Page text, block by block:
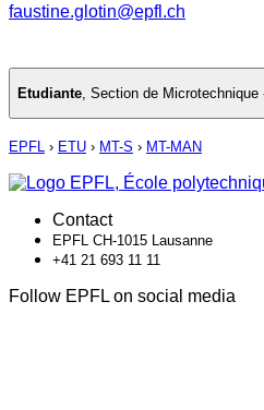
faustine.glotin@epfl.ch
Etudiante, Section de Microtechnique
EPFL › ETU › MT-S › MT-MAN
Contact
EPFL CH-1015 Lausanne
+41 21 693 11 11
Follow EPFL on social media